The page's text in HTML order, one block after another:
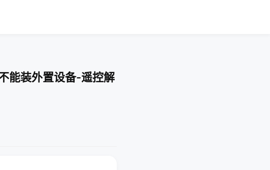
能装外置设备-遥控解